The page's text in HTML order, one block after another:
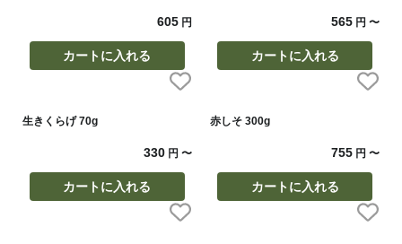
605円
カートに入れる
565 円〜
カートに入れる
生きくらげ 70g
330円 〜
カートに入れる
赤しそ 300g
755 円〜
カートに入れる